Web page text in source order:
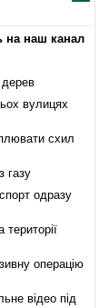
на наш канал
вулицях
схил
газу
одразу
операцію
відео під